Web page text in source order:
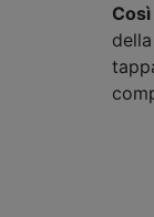
Così